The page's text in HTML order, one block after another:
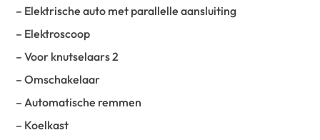
– Elektrische auto met parallelle aansluiting
– Elektroscoop
– Voor knutselaars 2
– Omschakelaar
– Automatische remmen
– Koelkast